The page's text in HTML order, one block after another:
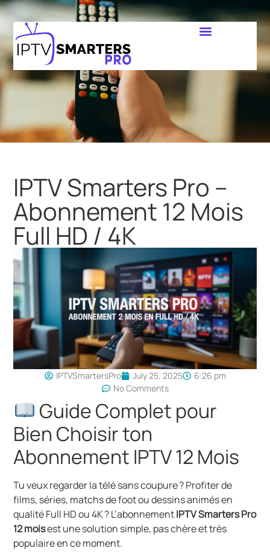
IPTV Smarters Pro –
Abonnement 12 Mois
Full HD / 4K
IPTVSmartersPro July 25, 2025
6:26 pm
No Comments
Guide Complet pour
Bien Choisir ton
Abonnement IPTV 12 Mois
Tu veux regarder la télé sans coupure ? Profiter de
films, séries, matchs de foot ou dessins animés en
qualité Full HD ou 4K ? L’abonnementIPTV Smarters Pro
12 moisest une solution simple, pas chère et très
populaire en ce moment.